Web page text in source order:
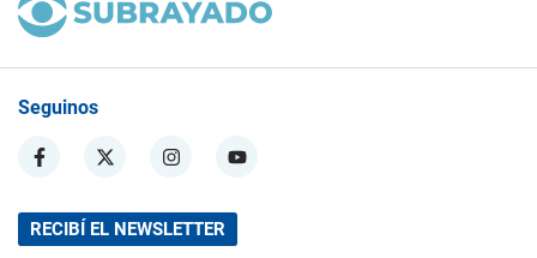
Seguinos
RECIBÍ EL NEWSLETTER